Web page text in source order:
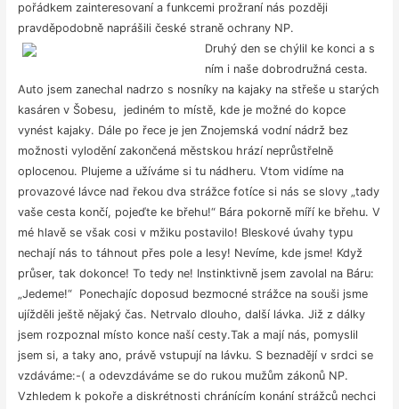
pořádkem zainteresovaní a funkcemi prožraní nás později
pravděpodobně naprášili české straně ochrany NP.
Druhý den se chýlil ke konci a s
ním i naše dobrodružná cesta.
Auto jsem zanechal nadrzo s nosníky na kajaky na střeše u starých
kasáren v Šobesu, jediném to místě, kde je možné do kopce
vynést kajaky. Dále po řece je jen Znojemská vodní nádrž bez
možnosti vylodění zakončená městskou hrází neprůstřelně
oplocenou. Plujeme a užíváme si tu nádheru. Vtom vidíme na
provazové lávce nad řekou dva strážce fotíce si nás se slovy „tady
vaše cesta končí, pojeďte ke břehu!“ Bára pokorně míří ke břehu. V
mé hlavě se však cosi v mžiku postavilo! Bleskové úvahy typu
nechají nás to táhnout přes pole a lesy! Nevíme, kde jsme! Když
průser, tak dokonce! To tedy ne! Instinktivně jsem zavolal na Báru:
„Jedeme!“ Ponechajíc doposud bezmocné strážce na souši jsme
ujížděli ještě nějaký čas. Netrvalo dlouho, další lávka. Již z dálky
jsem rozpoznal místo konce naší cesty.Tak a mají nás, pomyslil
jsem si, a taky ano, právě vstupují na lávku. S beznadějí v srdci se
vzdáváme:-( a odevzdáváme se do rukou mužům zákonů NP.
Vzhledem k pokoře a diskrétnosti chránícím konání strážců nechci